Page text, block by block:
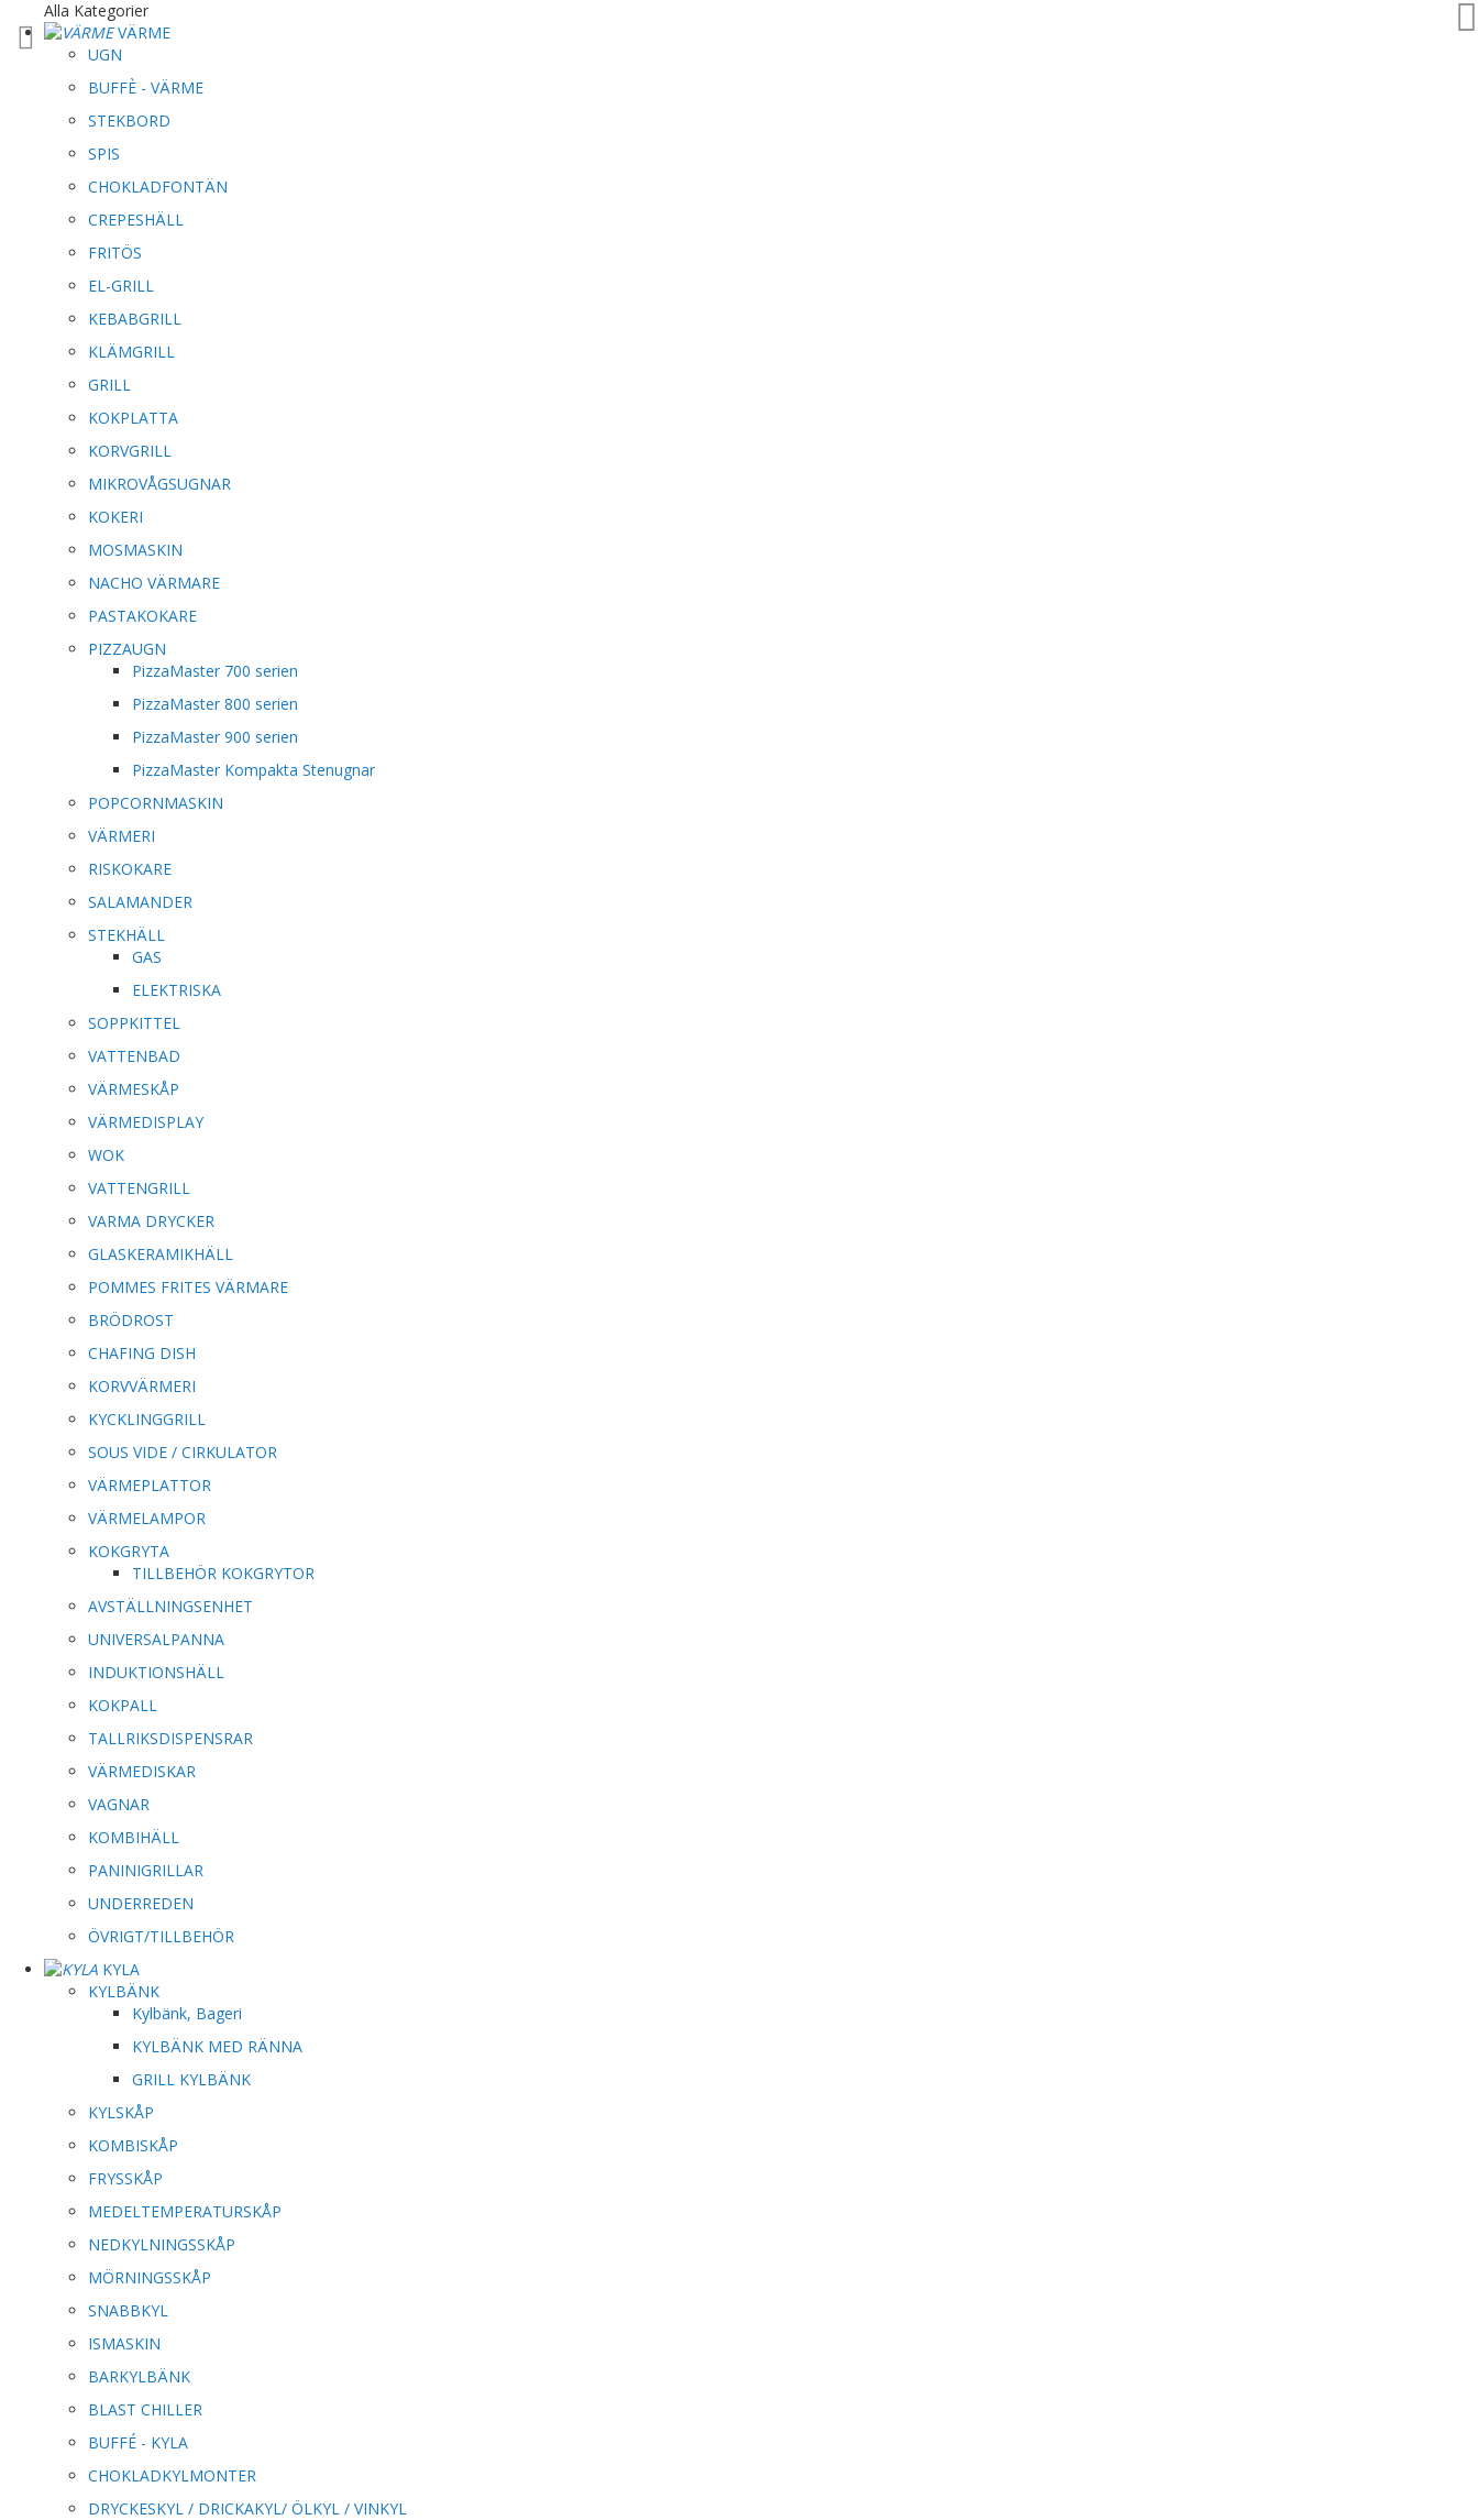
Hoppa
innehållet
Alla Kategorier
VÄRME
UGN
BUFFÈ - VÄRME
STEKBORD
SPIS
CHOKLADFONTÄN
CREPESHÄLL
FRITÖS
EL-GRILL
KEBABGRILL
KLÄMGRILL
GRILL
KOKPLATTA
KORVGRILL
MIKROVÅGSUGNAR
KOKERI
MOSMASKIN
NACHO VÄRMARE
PASTAKOKARE
PIZZAUGN
PizzaMaster 700 serien
PizzaMaster 800 serien
PizzaMaster 900 serien
PizzaMaster Kompakta Stenugnar
POPCORNMASKIN
VÄRMERI
RISKOKARE
SALAMANDER
STEKHÄLL
GAS
ELEKTRISKA
SOPPKITTEL
VATTENBAD
VÄRMESKÅP
VÄRMEDISPLAY
WOK
VATTENGRILL
VARMA DRYCKER
GLASKERAMIKHÄLL
POMMES FRITES VÄRMARE
BRÖDROST
CHAFING DISH
KORVVÄRMERI
KYCKLINGGRILL
SOUS VIDE / CIRKULATOR
VÄRMEPLATTOR
VÄRMELAMPOR
KOKGRYTA
TILLBEHÖR KOKGRYTOR
AVSTÄLLNINGSENHET
UNIVERSALPANNA
INDUKTIONSHÄLL
KOKPALL
TALLRIKSDISPENSRAR
VÄRMEDISKAR
VAGNAR
KOMBIHÄLL
PANINIGRILLAR
UNDERREDEN
ÖVRIGT/TILLBEHÖR
KYLA
KYLBÄNK
Kylbänk, Bageri
KYLBÄNK MED RÄNNA
GRILL KYLBÄNK
KYLSKÅP
KOMBISKÅP
FRYSSKÅP
MEDELTEMPERATURSKÅP
NEDKYLNINGSSKÅP
MÖRNINGSSKÅP
SNABBKYL
ISMASKIN
BARKYLBÄNK
BLAST CHILLER
BUFFÉ - KYLA
CHOKLADKYLMONTER
DRYCKESKYL / DRICKAKYL/ ÖLKYL / VINKYL